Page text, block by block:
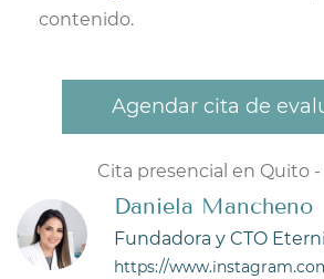
contenido.
Agendar cita de
Cita presencial en Quito
Daniela Mancheno
Fundadora y CTO
https://